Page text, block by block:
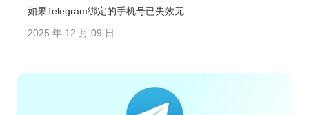
如果Telegram绑定的手机号已失效无...
2025 年 12 月 09 日